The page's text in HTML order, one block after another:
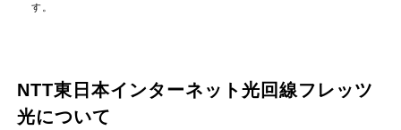
す。
NTT東日本インターネット光回線フレッツ
光について